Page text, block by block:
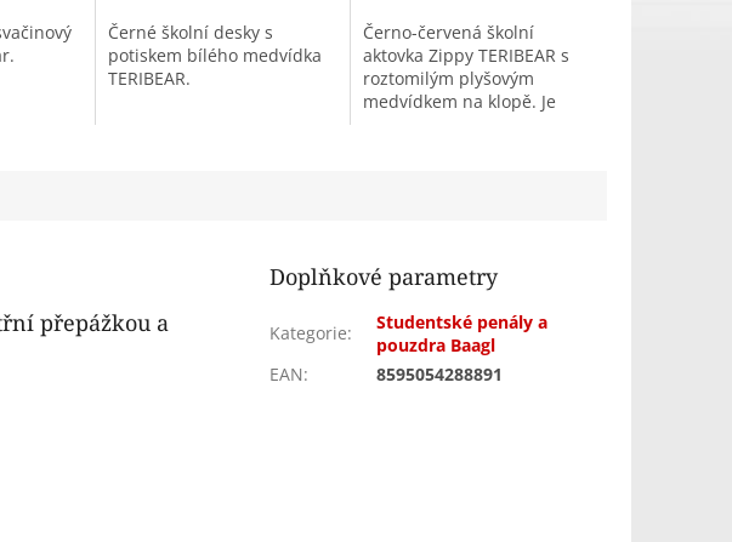
Černé školní desky s
potiskem bílého medvídka
TERIBEAR.
Černo-červená školní
aktovka Zippy TERIBEAR s
roztomilým plyšovým
medvídkem na klopě. Je
přepážkou a
Doplňkové parametry
Kategorie:
Studentské penály a
pouzdra Baagl
EAN: 8595054288891